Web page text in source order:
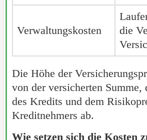
Verwaltungskosten
die
Die Höhe der
von der versicherten Summe,
des Kredits und dem
Kreditnehmers ab.
Wie setzen sich die Kosten